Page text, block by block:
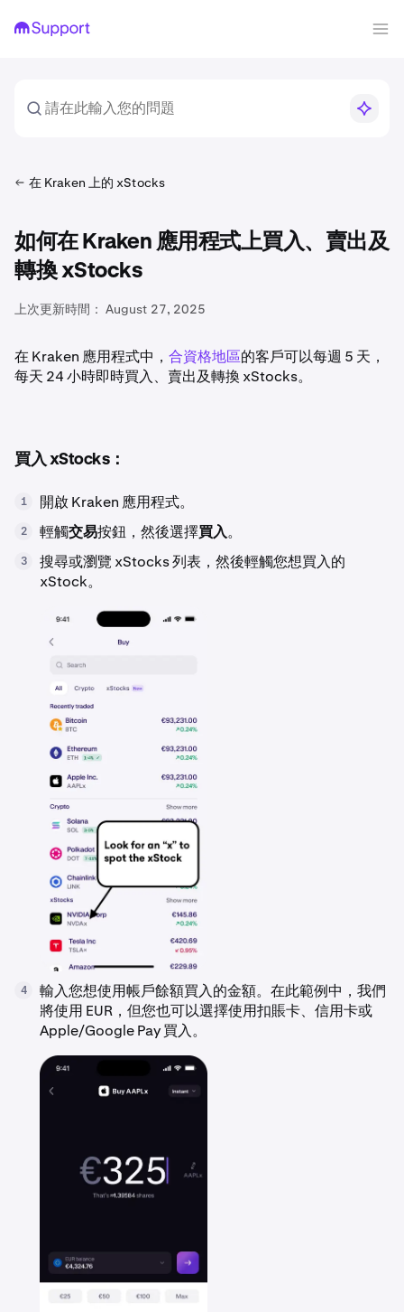
在 Kraken 上的 xStocks
如何在 Kraken 應用程式上買入、賣出及
轉換 xStocks
上次更新時間： August 27, 2025
在 Kraken 應用程式中， 合資格地區的客戶可以每週 5 天，
每天 24 小時即時買入、賣出及轉換 xStocks。
買入 xStocks：
1 開啟 Kraken 應用程式。
2 輕觸交易按鈕，然後選擇買入。
3
搜尋或瀏覽 xStocks 列表，然後輕觸您想買入的
xStock。
4
輸入您想使用帳戶餘額買入的金額。在此範例中，我們
將使用 EUR，但您也可以選擇使用扣賬卡、信用卡或
Apple/Google Pay 買入。